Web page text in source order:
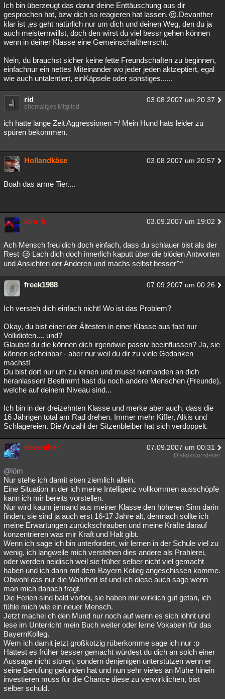
Ich bin überzeugt das danur deine Enttäuschung aus dir
gesprochen hat, bzw dich so reagieren hat lassen.
.Devanther
klar ist ,es geht natürlich nur um dich und deinen Weg, den du ja
auch meisternwillst, doch den wirst du viel bessr gehen können
wenn in deiner Klasse eine Gemeinschaftherrscht.
Nein, du brauchst sicher keine fette Freundschaften zu beginnen,
einfachnur ein nettes Miteinander wo jeder jeden aktzeptiert, egal
wie auch untalentiert, einKäpsele oder sonstiges......
rid 03.08.2007 um 20:37
ehemaliges Mitglied
ich hatte lange Zeit Aggressionen =/ Mein Hund hats leider zu
spüren bekommen.
Hollandkäse 03.08.2007 um 20:57
Boah das arme Tier....
löm 03.09.2007 um 19:02
Ach Mensch freu dich doch einfach, dass du schlauer bist als der
Rest
Lach dich doch innerlich kaputt über die blöden Antworten
und Ansichten der Anderen und machs selbst besser^^
freek1988 07.09.2007 um 00:26
Ich versteh dich einfach nicht! Wo ist das Problem?
Okay, du bist einer der Ältesten in einer Klasse aus fast nur
Vollidioten.... und?
Glaubst du die können dich irgendwie passiv beeinflussen? Ja, sie
können scheinbar - aber nur weil du dir zu viele Gedanken
machst!
Du bist dort nur um zu lernen und musst niemanden an dich
heranlassen! Bestimmt hast du noch andere Menschen (Freunde),
welche auf deinem Niveau sind...
Ich bin in der dreizehnten Klasse und merke aber auch, dass die
16 Jährigen total am Rad drehen. Immer mehr Kiffer, Alkis und
Schlägereien. Die Anzahl der Sitzenbleiber hat sich verdoppelt.
devanther 07.09.2007 um 00:31
Diskussionsleiter
@löm
Nur stehe ich damit eben ziemlich allein.
Eine Situation in der ich meine Intelligenz vollkommen ausschöpfe
kann ich mir bereits vorstellen.
Nur wird kaum jemand aus meiner Klasse den höheren Sinn darin
finden, sie sind ja auch erst 16-17 Jahre alt, demnach sollte ich
meine Erwartungen zurückschrauben und meine Kräfte darauf
konzentrieren was mir Kraft und Halt gibt.
Wenn ich sage ich bin unterfordert, wir lernen in der Schule viel zu
wenig, ich langweile mich verstehen dies andere als Prahlerei,
oder werden neidisch weil sie früher selber nicht viel gemacht
haben und ich dann mit dem Bayern Kolleg angeschissen komme.
Obwohl das nur die Wahrheit ist und ich diese auch sage wenn
man mich danach fragt.
Die Ferien sind bald vorbei, sie haben mir wirklich gut getan, ich
fühle mich wie ein neuer Mensch.
Jetzt machei ch den Mund nur noch auf wenn es sich lohnt und
lese im Unterricht mein Buch weiter oder lerne Vokabeln für das
BayernKolleg.
Wem ich damit jetzt großkotzig rüberkomme sage ich nur :p
Hättest es früher besser gemacht würdest du dich an solch einer
Aussage nicht stören, sondern denjenigen unterstützen wenn er
seine Berufung gefunden hat und nun sehr vieles an Mühe hinein
investieren muss für die Chance diese zu verwirklichen, bist
selber schuld.